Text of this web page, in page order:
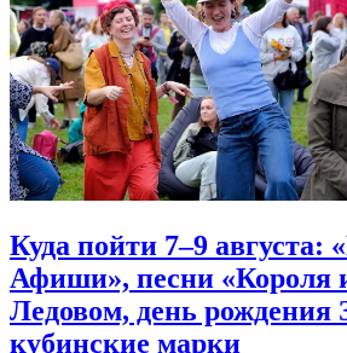
Куда пойти 7–9 августа:
Афиши», песни «Короля
Ледовом, день рождения
кубинские марки